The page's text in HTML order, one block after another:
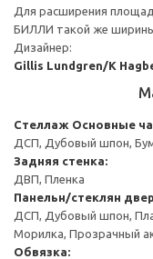
Для расширения
БИЛЛИ такой же
Дизайнер:
Gillis Lundgren/K
Стеллаж Основные
ДСП, Дубовый шпон,
Задняя стенка:
ДВП, Пленка
Панельн/стеклян
ДСП, Дубовый шпон,
Морилка, Прозрачный
Обвязка: